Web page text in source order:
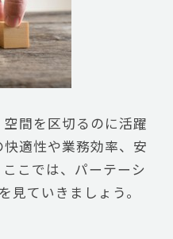
間を区切るのに活躍
適性や業務効率、安
こでは、パーテーシ
見ていきましょう。